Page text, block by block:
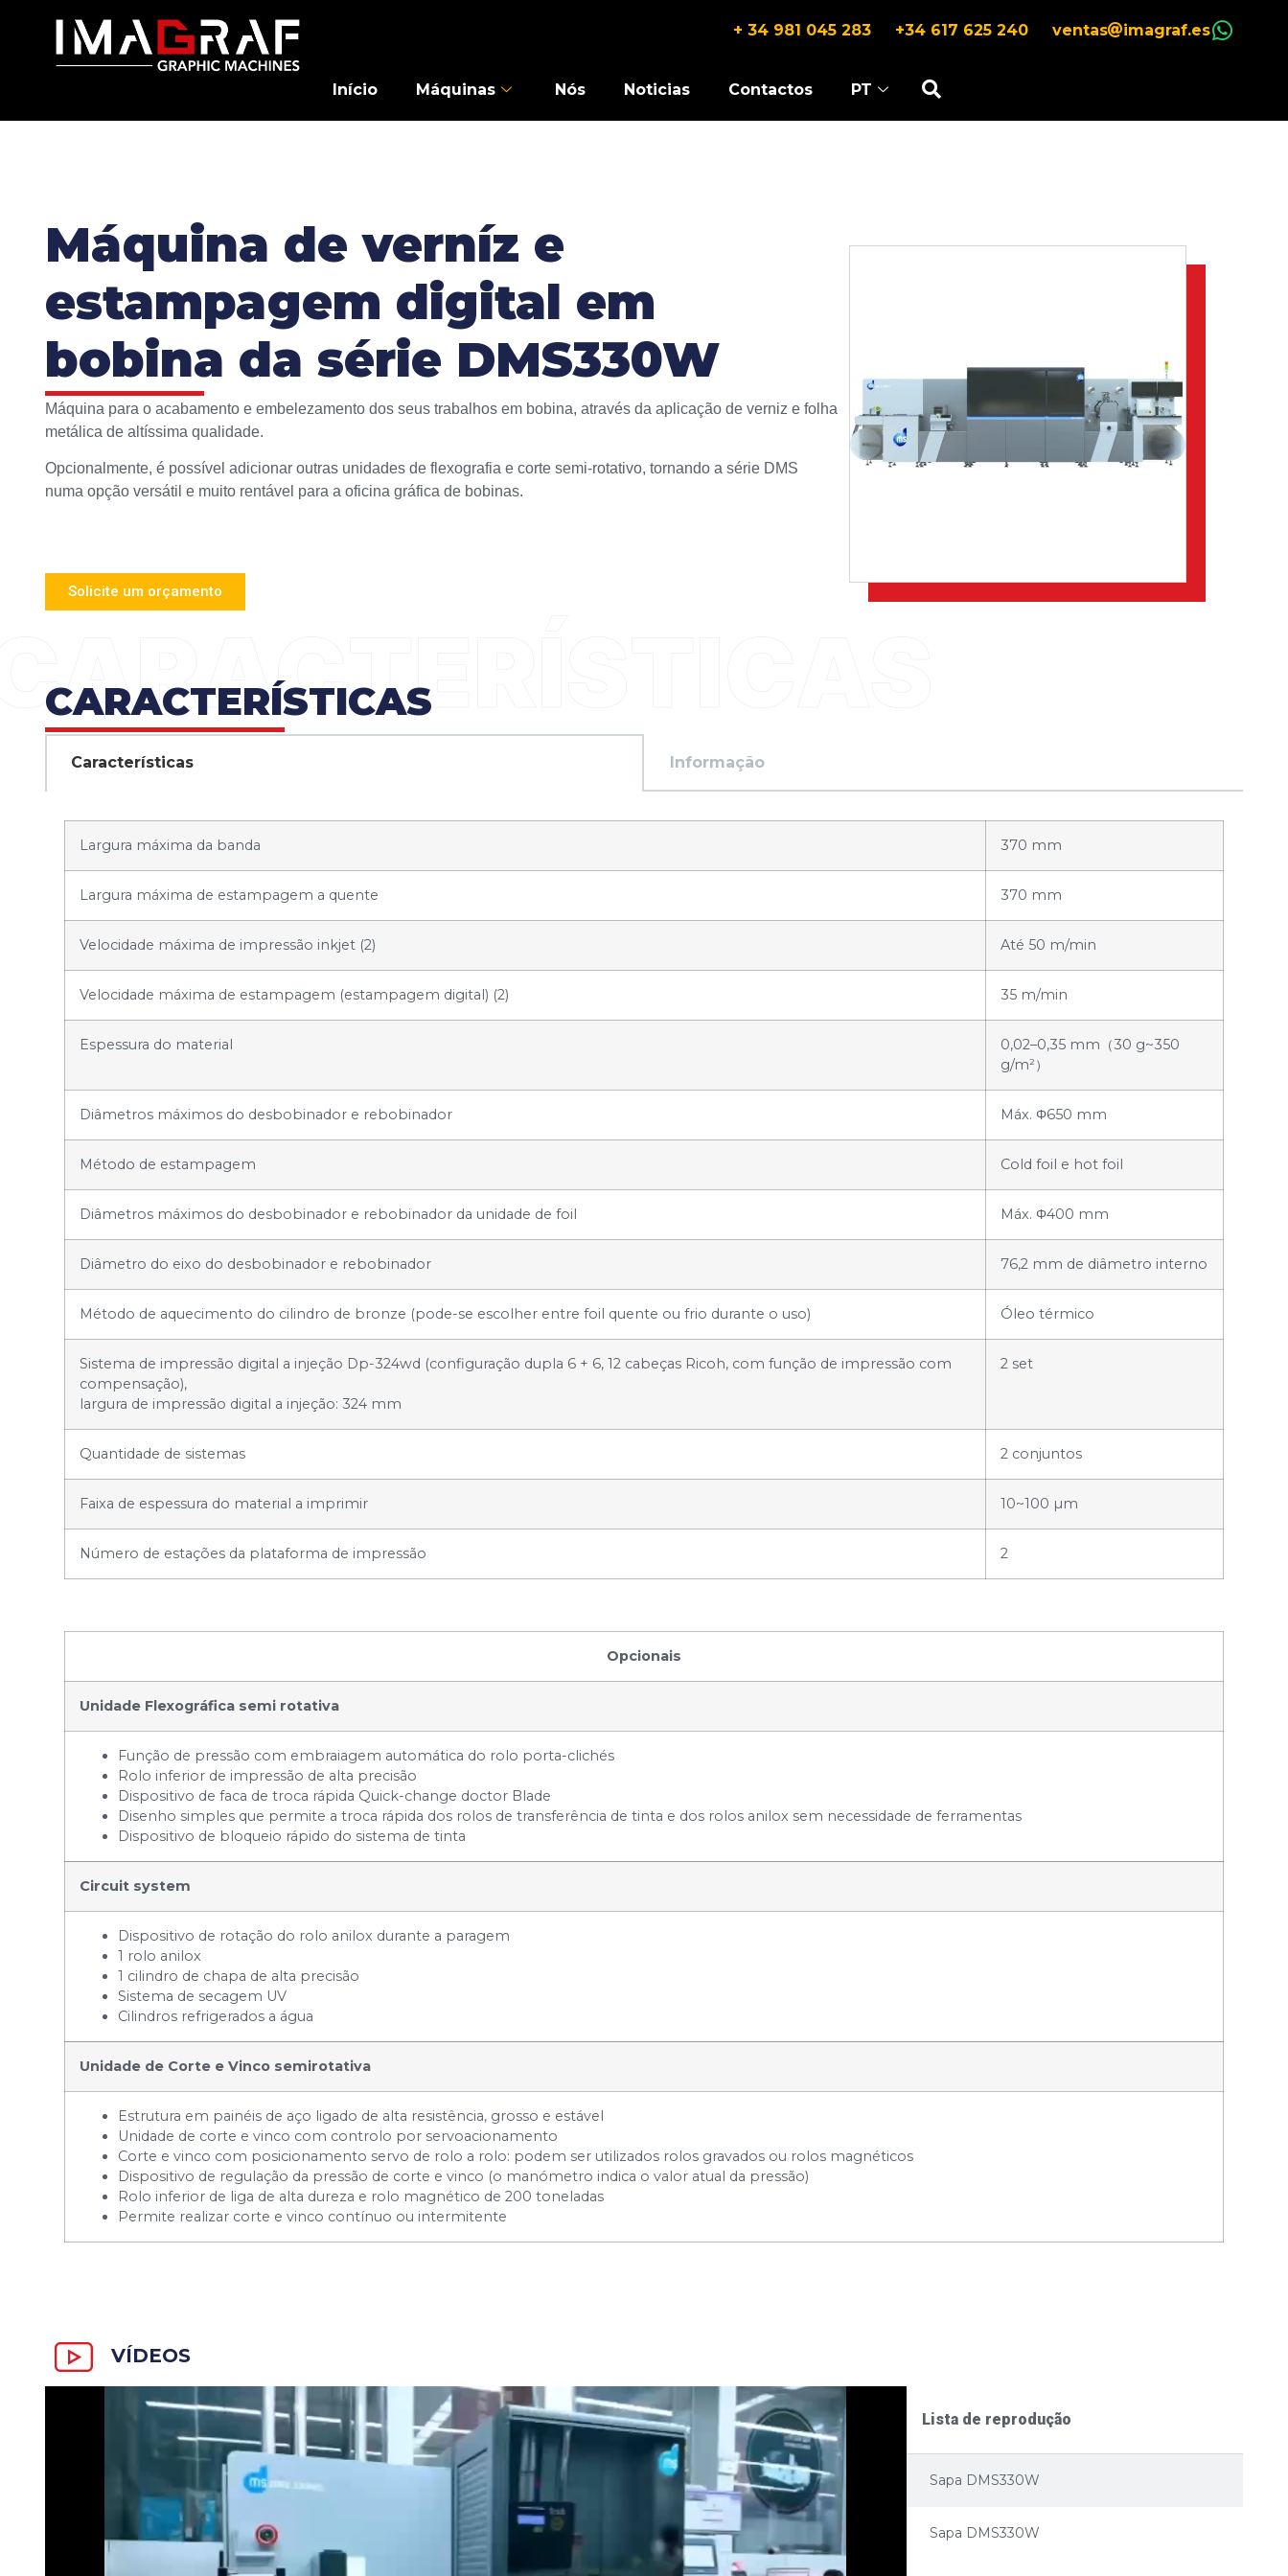
+ 34 981 045 283 +34 617 625 240 ventas imagraf.es
Início Máquinas Nós Noticias Contactos PT
Máquina de verníz e
estampagem digital em
bobina da série DMS330W
Máquina para o acabamento e embelezamento dos seus trabalhos em bobina, através da aplicação de verniz e folha
metálica de altíssima qualidade.
Opcionalmente, é possível adicionar outras unidades de flexografia e corte semi-rotativo, tornando a série DMS
numa opção versátil e muito rentável para a oficina gráfica de bobinas.
Solicite um orçamento
CARACTERÍSTICAS
Características Informação
Largura máxima da banda 370 mm
Largura máxima de estampagem a quente 370 mm
Velocidade máxima de impressão inkjet (2) Até 50 m/min
Velocidade máxima de estampagem (estampagem digital) (2) 35 m/min
Espessura do material
0,02–0,35 mm（30 g~350
g/m²）
Diâmetros máximos do desbobinador e rebobinador Máx. Φ650 mm
Método de estampagem Cold foil e hot foil
Diâmetros máximos do desbobinador e rebobinador da unidade de foil Máx. Φ400 mm
Diâmetro do eixo do desbobinador e rebobinador 76,2 mm de diâmetro interno
Método de aquecimento do cilindro de bronze (pode-se escolher entre foil quente ou frio durante o uso) Óleo térmico
Sistema de impressão digital a injeção Dp-324wd (configuração dupla 6 + 6, 12 cabeças Ricoh, com função de impressão com
compensação),
largura de impressão digital a injeção: 324 mm
2 set
Quantidade de sistemas 2 conjuntos
Faixa de espessura do material a imprimir 10~100 µm
Número de estações da plataforma de impressão 2
Opcionais
Unidade Flexográfica semi rotativa
Função de pressão com embraiagem automática do rolo porta-clichés
Rolo inferior de impressão de alta precisão
Dispositivo de faca de troca rápida Quick-change doctor Blade
Disenho simples que permite a troca rápida dos rolos de transferência de tinta e dos rolos anilox sem necessidade de ferramentas
Dispositivo de bloqueio rápido do sistema de tinta
Circuit system
Dispositivo de rotação do rolo anilox durante a paragem
1 rolo anilox
1 cilindro de chapa de alta precisão
Sistema de secagem UV
Cilindros refrigerados a água
Unidade de Corte e Vinco semirotativa
Estrutura em painéis de aço ligado de alta resistência, grosso e estável
Unidade de corte e vinco com controlo por servoacionamento
Corte e vinco com posicionamento servo de rolo a rolo: podem ser utilizados rolos gravados ou rolos magnéticos
Dispositivo de regulação da pressão de corte e vinco (o manómetro indica o valor atual da pressão)
Rolo inferior de liga de alta dureza e rolo magnético de 200 toneladas
Permite realizar corte e vinco contínuo ou intermitente
VÍDEOS
Lista de reprodução
Sapa DMS330W
Sapa DMS330W